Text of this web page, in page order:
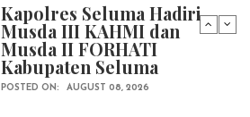
Kapolres Seluma Hadiri
Musda III KAHMI dan
Musda II FORHATI
Kabupaten Seluma
POSTED ON: AUGUST 08, 2026